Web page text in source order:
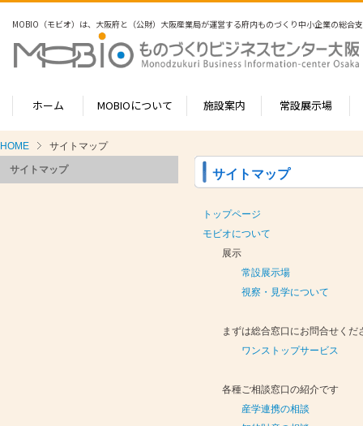
MOBIO（モビオ）は、大阪府と（公財）大阪産業局が運営する府内ものづくり中小企業の総合
ホーム MOBIOについて
MOBIOのサービス
- ワンストップサービス
- ビジネスマ
- 大阪府IoT
- 大阪製ブラ
- せんば適塾
施設案内
- フロア案内 -北館-
1-2階（常設展示企業五十音順一
常設展示場のご案内
3階
4階（インキュベートルーム）
- フロア案内 -南館-
産学連携オフィス
常設展示場
常設展示場
- MOBIO 常設展
出展するには？
よくある質問
MOBIO（モビオ）は、大阪府と（公財）大阪産業局が運営する府内ものづくり中小企業の総合
ホーム MOBIOについて
MOBIOのサービス
- ワンストップサービス
- ビジネスマ
- 大阪府IoT
- 大阪製ブラ
- せんば適塾
施設案内
- フロア案内 -北館-
1-2階（常設展示企業五十音順一
常設展示場のご案内
3階
4階（インキュベートルーム）
- フロア案内 -南館-
産学連携オフィス
常設展示場
常設展示場
- MOBIO 常設展
出展するには？
よくある質問
HOME サイトマップ
サイトマップ サイトマップ
トップページ
モビオについて
展示
常設展示場
視察・見学について
まずは総合窓口にお問合せくだ
ワンストップサービス
各種ご相談窓口の紹介です
産学連携の相談